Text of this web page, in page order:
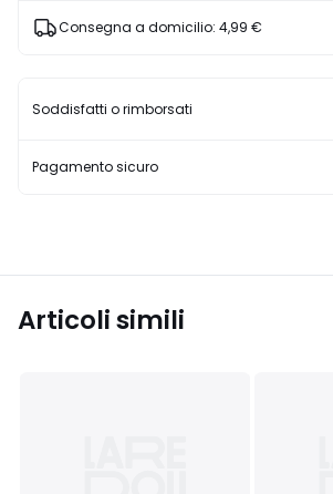
Consegna a domicilio: 4,99 €
Soddisfatti o rimborsati
Pagamento sicuro
Articoli simili